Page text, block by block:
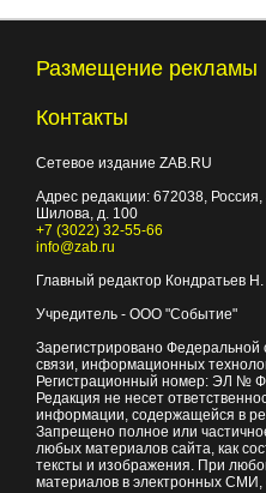
Размещение рекламы
Контакты
Сетевое издание ZAB.RU
Адрес редакции: 672038, Россия,
Шилова, д. 100
+7 (3022) 32-55-66
info@zab.ru
Главный редактор Кондратьев
Учредитель - ООО "Событие"
Зарегистрировано
связи, информационных
Регистрационный номер: ЭЛ №
Редакция не несет
информации, содержащейся в
Запрещено полное или
любых материалов сайта, как
тексты и изображения. При
материалов в электронных СМИ,